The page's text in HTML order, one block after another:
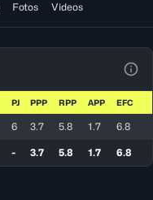
Fotos Videos
PJ PPP RPP APP EFC
6 3.7 5.8 1.7 6.8
- 3.7 5.8 1.7 6.8